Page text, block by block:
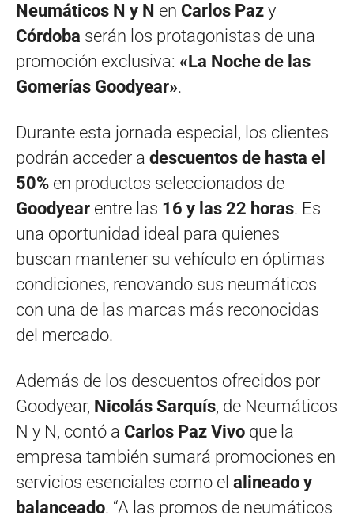
Neumáticos N y N en Carlos Paz y
Córdoba serán los protagonistas de una
promoción exclusiva: «La Noche de las
Gomerías Goodyear».
Durante esta jornada especial, los clientes
podrán acceder a descuentos de hasta el
50% en productos seleccionados de
Goodyear entre las 16 y las 22 horas. Es
una oportunidad ideal para quienes
buscan mantener su vehículo en óptimas
condiciones, renovando sus neumáticos
con una de las marcas más reconocidas
del mercado.
Además de los descuentos ofrecidos por
Goodyear, Nicolás Sarquís, de Neumáticos
N y N, contó a Carlos Paz Vivo que la
empresa también sumará promociones en
servicios esenciales como el alineado y
balanceado. “A las promos de neumáticos